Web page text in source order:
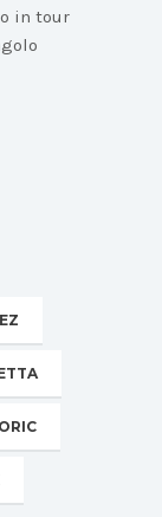
in tour